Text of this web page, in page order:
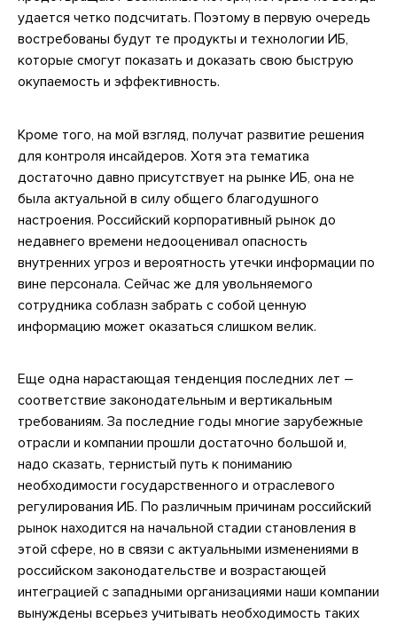
удается четко подсчитать. Поэтому в первую очередь
востребованы будут те продукты и технологии ИБ,
которые смогут показать и доказать свою быструю
окупаемость и эффективность.
Кроме того, на мой взгляд, получат развитие решения
для контроля инсайдеров. Хотя эта тематика
достаточно давно присутствует на рынке ИБ, она не
была актуальной в силу общего благодушного
настроения. Российский корпоративный рынок до
недавнего времени недооценивал опасность
внутренних угроз и вероятность утечки информации по
вине персонала. Сейчас же для увольняемого
сотрудника соблазн забрать с собой ценную
информацию может оказаться слишком велик.
Еще одна нарастающая тенденция последних лет –
соответствие законодательным и вертикальным
требованиям. За последние годы многие зарубежные
отрасли и компании прошли достаточно большой и,
надо сказать, тернистый путь к пониманию
необходимости государственного и отраслевого
регулирования ИБ. По различным причинам российский
рынок находится на начальной стадии становления в
этой сфере, но в связи с актуальными изменениями в
российском законодательстве и возрастающей
интеграцией с западными организациями наши компании
вынуждены всерьез учитывать необходимость таких